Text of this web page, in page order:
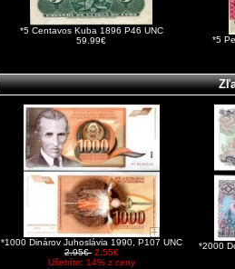
*5 Centavos Kuba 1896 P46 UNC
59.99€
*5
*1000 Dinárov Juhoslávia 1990, P107 UNC
2.95€ 2.55€
Ušetríte: 14% z ceny
*2000